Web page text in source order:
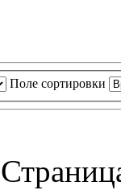
Поле сортировки